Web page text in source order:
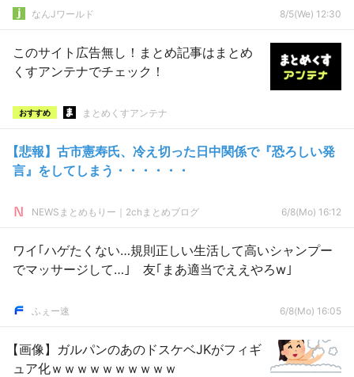
なんJワールド 8/5(We) 12:30
このサイト広告無し！まとめ記事はまとめ
くすアンテナでチェック！
おすすめ まとめくすアンテナ
【悲報】古市憲寿氏、冷え切った日中関係で『恐ろしい発
言』をしてしまう・・・・・・
NEWSまとめもりー｜2chまとめブログ 6/8(Mo) 16:12
ワイ｢ハゲたくない…規則正しい生活して高いシャンプー
でマッサージして…｣ 友｢まあ適当でええやろw｣
ふぇー速 6/8(Mo) 16:05
【画像】ガルパンのあのドスケベJKがフィギ
ュア化ｗｗｗｗｗｗｗｗｗｗ